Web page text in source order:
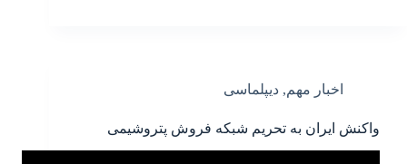
اخبار مهم, دیپلماسی
واکنش ایران به تحریم شبکه فروش پتروشیمی